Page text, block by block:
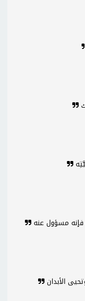
فإنه مسؤول عنه
الأبدان